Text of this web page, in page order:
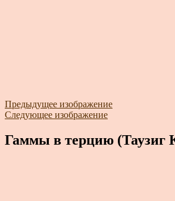
Предыдущее изображение
Следующее изображение
Гаммы в терцию (Таузиг